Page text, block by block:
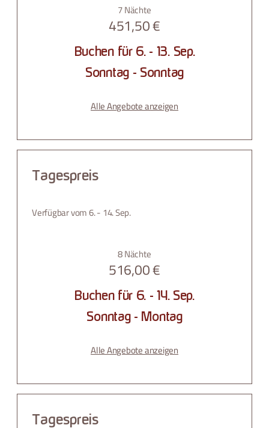
7 Nächte
451,50 €
Buchen für 6. - 13. Sep.
Sonntag - Sonntag
Alle Angebote anzeigen
Tagespreis
Verfügbar vom 6. - 14. Sep.
8 Nächte
516,00 €
Buchen für 6. - 14. Sep.
Sonntag - Montag
Alle Angebote anzeigen
Tagespreis